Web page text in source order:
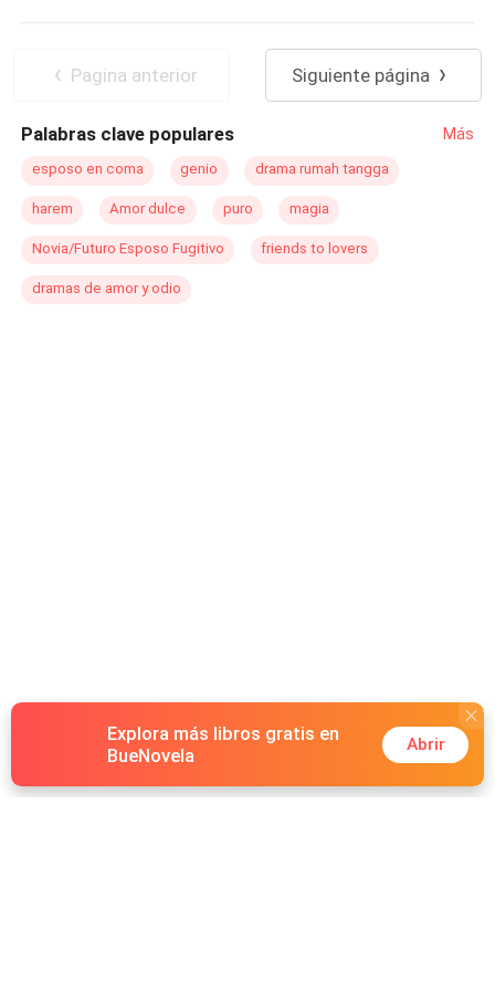
Pagina anterior Siguiente página
Palabras clave populares Más
esposo en coma genio drama rumah tangga
harem Amor dulce puro magia
Novia/Futuro Esposo Fugitivo friends to lovers
dramas de amor y odio
Explora más libros gratis en
BueNovela
Abrir